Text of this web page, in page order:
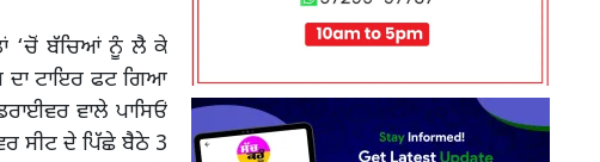
‘ਚੋਂ ਬੱਚਿਆਂ ਨੂੰ ਲੈ ਕੇ
ਦਾ ਟਾਇਰ ਫਟ ਗਿਆ
ਵਾਲੇ ਪਾਸਿਓਂ
ਸੀਟ ਦੇ ਪਿੱਛੇ ਬੈਠੇ 3